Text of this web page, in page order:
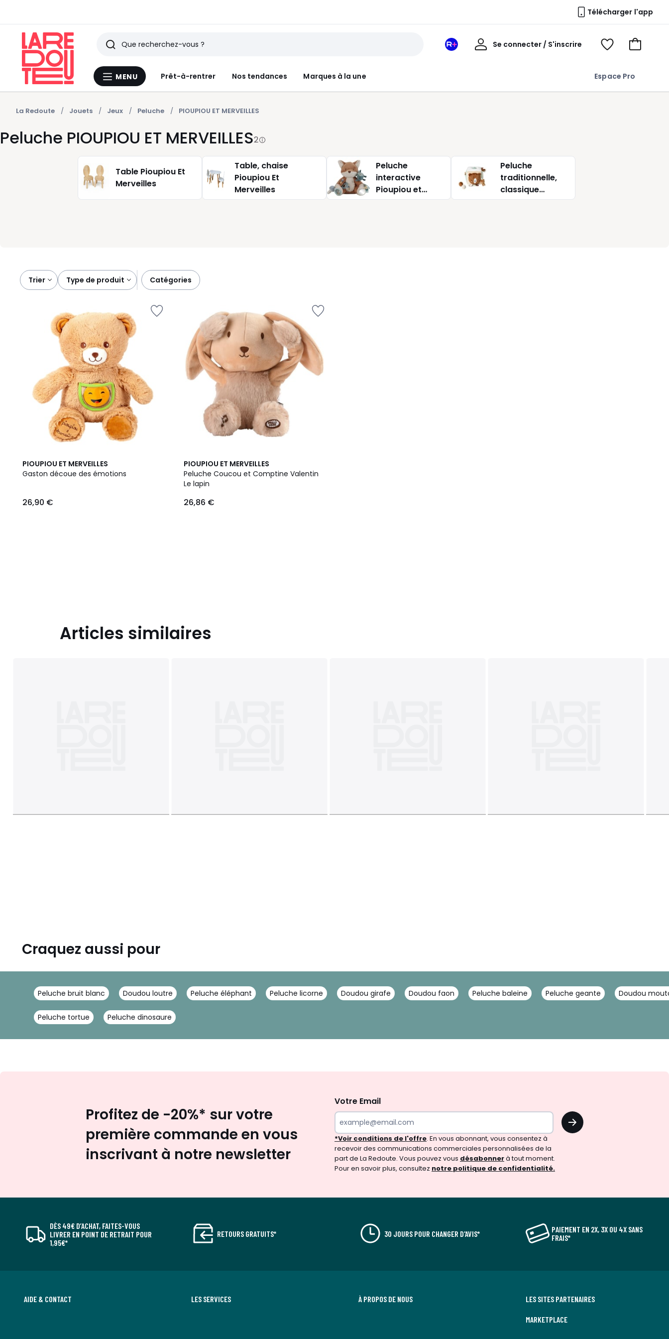
Télécharger l'app
Menu
MENU Prêt-à-rentrer Nos tendances Marques à la une Espace Pro
Rechercher
Derniers
articles
vus
Mon
Se connecter / S'inscrire
Mon
Voir
Voir
La Redoute Jouets Jeux Peluche PIOUPIOU ET MERVEILLES
Peluche PIOUPIOU ET MERVEILLES2
Table Pioupiou Et
Merveilles
Table, chaise
Pioupiou Et
Merveilles
Peluche
interactive
Pioupiou et
merveilles
Peluche
traditionnelle,
classique
Pioupiou et
Trier type de produit catégories
PIOUPIOU ET MERVEILLES
Gaston découe des émotions
€.
26,90 €
PIOUPIOU ET MERVEILLES
Peluche Coucou et Comptine Valentin
Le lapin
26,86 €
Articles similaires
Craquez aussi pour
Peluche bruit blanc Doudou loutre Peluche éléphant Peluche licorne Doudou girafe Doudou faon Peluche baleine Peluche geante Doudou
Peluche tortue Peluche dinosaure
Profitez de -20%* sur votre
première commande en vous
inscrivant à notre newsletter
Votre Email
OK
*Voir conditions de l'offre. En vous abonnant, vous consentez à
recevoir des communications commerciales personnalisées de la
part de La Redoute. Vous pouvez vous désabonnerà tout moment.
Pour en savoir plus, consultez notre politique de confidentialité.
DÈS 49€ D’ACHAT, FAITES-VOUS
LIVRER EN POINT DE RETRAIT POUR
1,95€*
RETOURS GRATUITS* 30 JOURS POUR CHANGER D'AVIS*
PAIEMENT EN 2X, 3X OU 4X SANS
FRAIS*
AIDE & CONTACT LES SERVICES À PROPOS DE NOUS LES SITES PARTENAIRES
MARKETPLACE